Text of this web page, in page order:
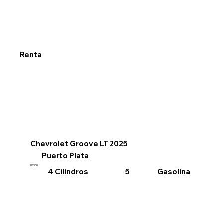
Renta
Chevrolet Groove LT 2025
Puerto Plata
US$50
4 Cilindros 5 Gasolina